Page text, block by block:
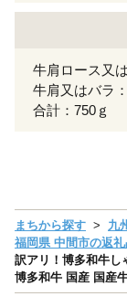
牛肩ロース又
牛肩又はバラ
合計：750ｇ
まちから探す 九
福岡県 中間市の返
訳アリ！博多和牛し
博多和牛 国産 国産